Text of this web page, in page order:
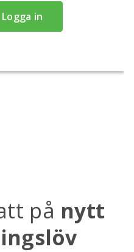
Logga in
på nytt